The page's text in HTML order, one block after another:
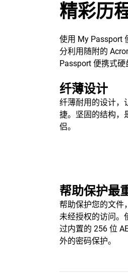
精彩历
使用 My Passport
分利用随附的
Passport 便携式
纤薄设计
纤薄耐用的设计，
捷。坚固的结构，
侣。
帮助保护最
帮助保护您的文件
未经授权的访问。
过内置的 256 位
外的密码保护。